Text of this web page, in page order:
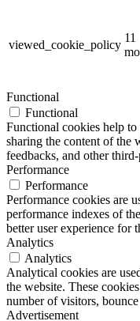
viewed_cookie_policy
11
Functional
Functional
Functional cookies help
sharing the content of the
feedbacks, and other
Performance
Performance
Performance cookies are
performance indexes of
better user experience for
Analytics
Analytics
Analytical cookies are
the website. These
number of visitors,
Advertisement